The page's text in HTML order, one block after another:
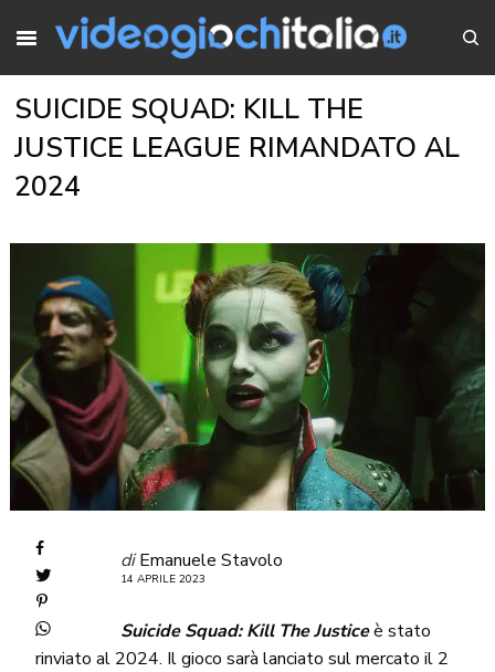
SUICIDE SQUAD: KILL THE
JUSTICE LEAGUE RIMANDATO AL
2024
di Emanuele Stavolo
14 APRILE 2023
Suicide Squad: Kill The Justiceè stato
rinviato al 2024. Il gioco sarà lanciato sul mercato il 2